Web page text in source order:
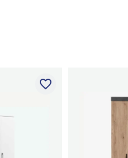
favorite_border